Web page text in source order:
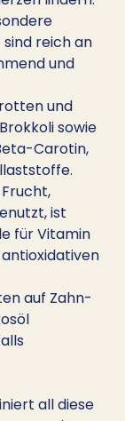
reich an
und
und
sowie
Carotin,
ist
für Vitamin
auf Zahn-
all diese